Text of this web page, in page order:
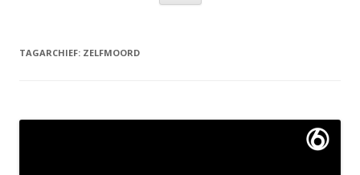
inhoud
TAGARCHIEF: ZELFMOORD